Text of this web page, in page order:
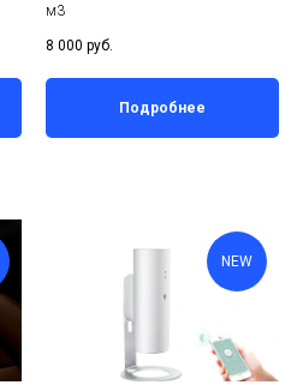
м3
8 000 руб.
Подробнее
NEW